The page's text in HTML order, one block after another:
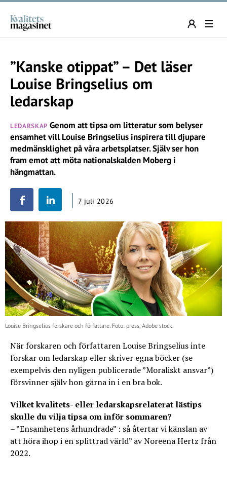
”Kanske otippat” – Det läser
Louise Bringselius om
ledarskap
LEDARSKAP Genom att tipsa om litteratur som belyser
ensamhet vill Louise Bringselius inspirera till djupare
medmänsklighet på våra arbetsplatser. Själv ser hon
fram emot att möta nationalskalden Moberg i
hängmattan.
7 juli 2026
Louise Bringselius forskare och författare. Foto: press, Adobe stock.
När forskaren och författaren Louise Bringselius inte
forskar om ledarskap eller skriver egna böcker (se
exempelvis den nyligen publicerade ”Moraliskt ansvar”)
försvinner själv hon gärna in i en bra bok.
Vilket kvalitets- eller ledarskapsrelaterat lästips
skulle du vilja tipsa om inför sommaren?
– ”Ensamhetens århundrade” : så återtar vi känslan av
att höra ihop i en splittrad värld” av Noreena Hertz från
2022.